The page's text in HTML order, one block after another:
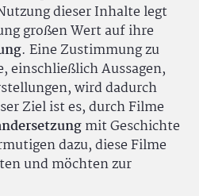
dieser Inhalte legt
großen Wert auf ihre
. Eine Zustimmung zu
einschließlich Aussagen,
wird dadurch
Ziel ist es, durch Filme
mit Geschichte
dazu, diese Filme
und möchten zur